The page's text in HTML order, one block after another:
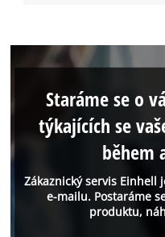
Zákaznický servis
e-mailu. Postaráme
produktu,
Staráme se o
týkajících se
během